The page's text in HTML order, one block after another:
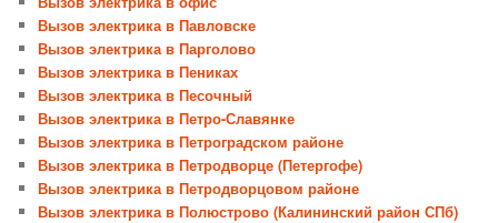
Вызов электрика в Павловске
Вызов электрика в Парголово
Вызов электрика в Пениках
Вызов электрика в Песочный
Вызов электрика в Петро-Славянке
Вызов электрика в Петроградском районе
Вызов электрика в Петродворце (Петергофе)
Вызов электрика в Петродворцовом районе
Вызов электрика в Полюстрово (Калининский район СПб)